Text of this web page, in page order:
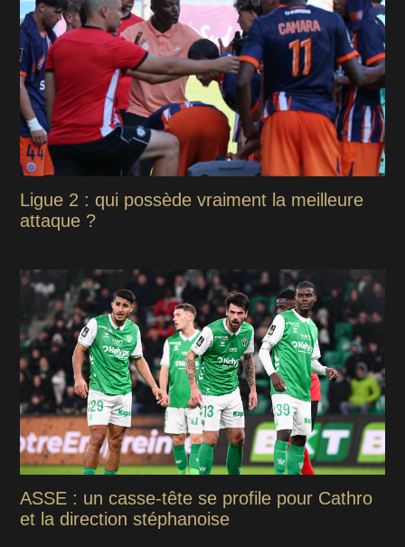
Ligue 2 : qui possède vraiment la meilleure
attaque ?
ASSE : un casse-tête se profile pour Cathro
et la direction stéphanoise